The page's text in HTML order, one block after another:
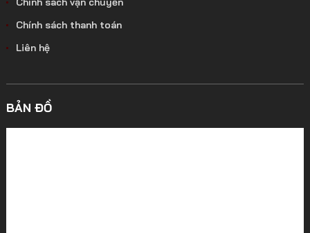
Chính sách thanh toán
Liên hệ
BẢN ĐỒ